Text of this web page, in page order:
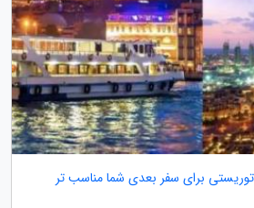
برای سفر بعدی شما مناسب تر